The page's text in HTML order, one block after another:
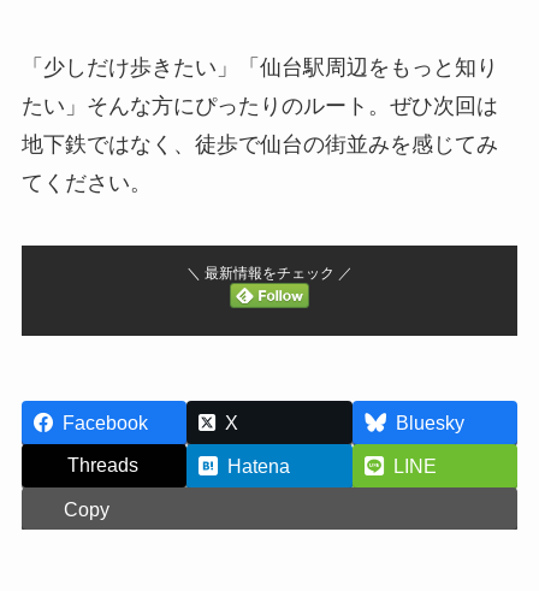
「少しだけ歩きたい」「仙台駅周辺をもっと知り
たい」そんな方にぴったりのルート。ぜひ次回は
地下鉄ではなく、徒歩で仙台の街並みを感じてみ
てください。
＼ 最新情報をチェック ／
Facebook X
Bluesky
Threads
Hatena
LINE
Copy